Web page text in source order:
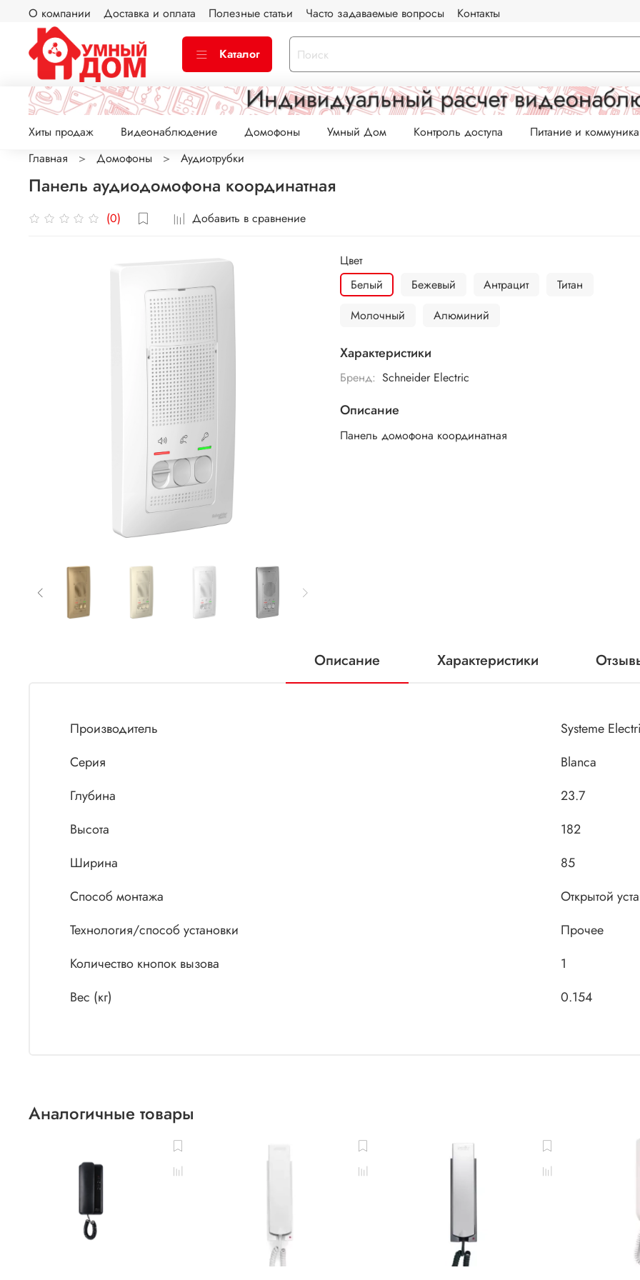
О компании Доставка и оплата Полезные статьи Часто задаваемые вопросы Контакты
Каталог
Хиты продаж Видеонаблюдение Домофоны Умный Дом Контроль доступа Питание и
Главная
Домофоны Аудиотрубки
Панель аудиодомофона координатная
(0) Добавить в сравнение
Цвет
Белый
Бежевый Антрацит
Титан
Молочный
Алюминий
Характеристики
Бренд: Schneider Electric
Описание
Панель домофона координатная
Описание Характеристики
Производитель
Systeme
Серия
Blanca
Глубина
23.7
Высота
182
Ширина
85
Способ монтажа
Открытой
Технология/способ установки
Прочее
Количество кнопок вызова
1
Вес (кг)
0.154
Аналогичные товары